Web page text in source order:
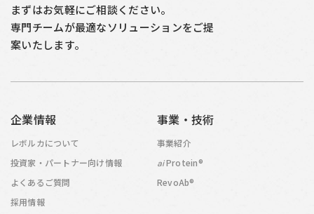
まずはお気軽にご相談ください。
専門チームが最適なソリューションをご提
案いたします。
企業情報
レボルカについて
投資家・パートナー向け情報
よくあるご質問
採用情報
事業・技術
事業紹介
aiProtein®
RevoAb®